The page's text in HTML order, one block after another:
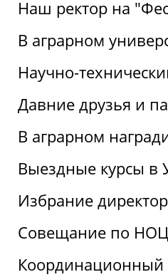
Наш ректор на
В аграрном
Научно-
Давние друзья и
В аграрном
Выездные курсы в
Избрание
Совещание по
Координационный